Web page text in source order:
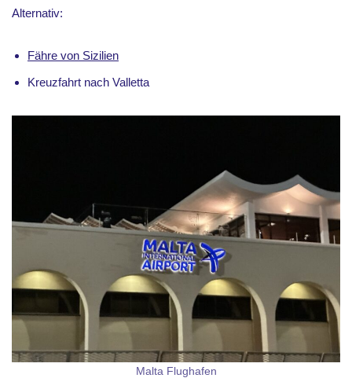
Alternativ:
Fähre von Sizilien
Kreuzfahrt nach Valletta
Malta Flughafen